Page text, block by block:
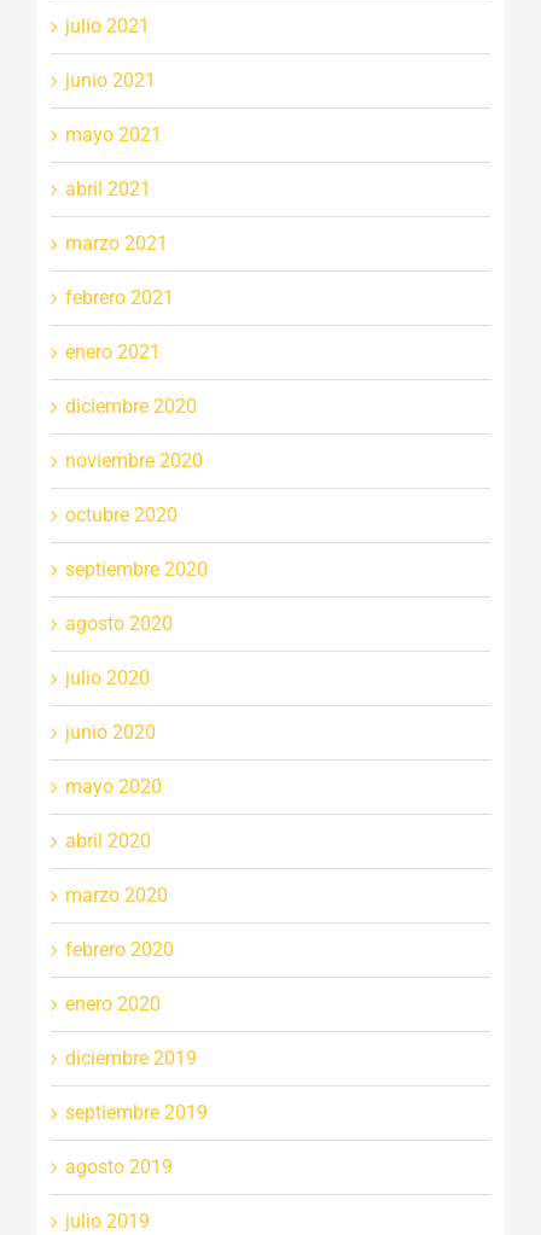
julio 2021
junio 2021
mayo 2021
abril 2021
marzo 2021
febrero 2021
enero 2021
diciembre 2020
noviembre 2020
octubre 2020
septiembre 2020
agosto 2020
julio 2020
junio 2020
mayo 2020
abril 2020
marzo 2020
febrero 2020
enero 2020
diciembre 2019
septiembre 2019
agosto 2019
julio 2019